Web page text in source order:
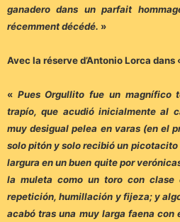
ganadero dans un parfait
récemment décédé. »
Avec la réserve d’Antonio Lorca dans
« Pues Orgullito fue un magnífico
trapío, que acudió inicialmente al
muy desigual pelea en varas (en el
solo pitón y solo recibió un
largura en un buen quite por
la muleta como un toro con clase
repetición, humillación y fijeza; y
acabó tras una muy larga faena con